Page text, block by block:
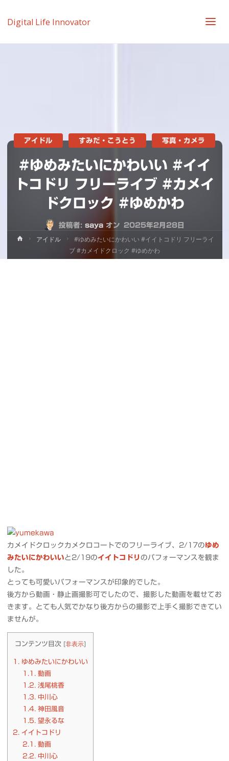
Digital Life Innovator
#ゆめみたいにかわいい #イイ
トコドリ フリーライブ #カメイ
ドクロック #ゆめかわ
投稿者: saya オン 2025年2月28日
アイドル すみだ・こうとう 写真・カメラ
ホ
ム
アイドル
#ゆめみたいにかわいい #イイトコドリ フリーライ
ブ #カメイドクロック #ゆめかわ
カメイドクロックカメクロコートでのフリーライブ、2/17のゆめ
みたいにかわいいと2/19のイイトコドリ のパフォーマンスを観ま
した。
とっても可愛いパフォーマンスが印象的でした。
後方から動画・静止画撮影可でしたので、撮影した動画を載せてお
きます。とても人気でかなり後方からの撮影で上手く撮影できてい
ませんが。
コンテンツ目次 [非表示]
1.ゆめみたいにかわいい
1.1.動画
1.2.浅尾桃香
1.3.中川心
1.4.神田風音
1.5.望永るな
2.イイトコドリ
2.1.動画
2.2.中川心